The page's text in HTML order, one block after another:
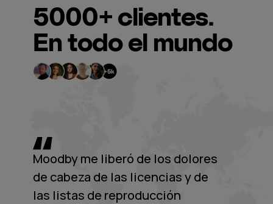
Moodby me liberó de los dolores
de cabeza de las licencias y de
las listas de reproducción
5000+ clientes.
En todo el mundo